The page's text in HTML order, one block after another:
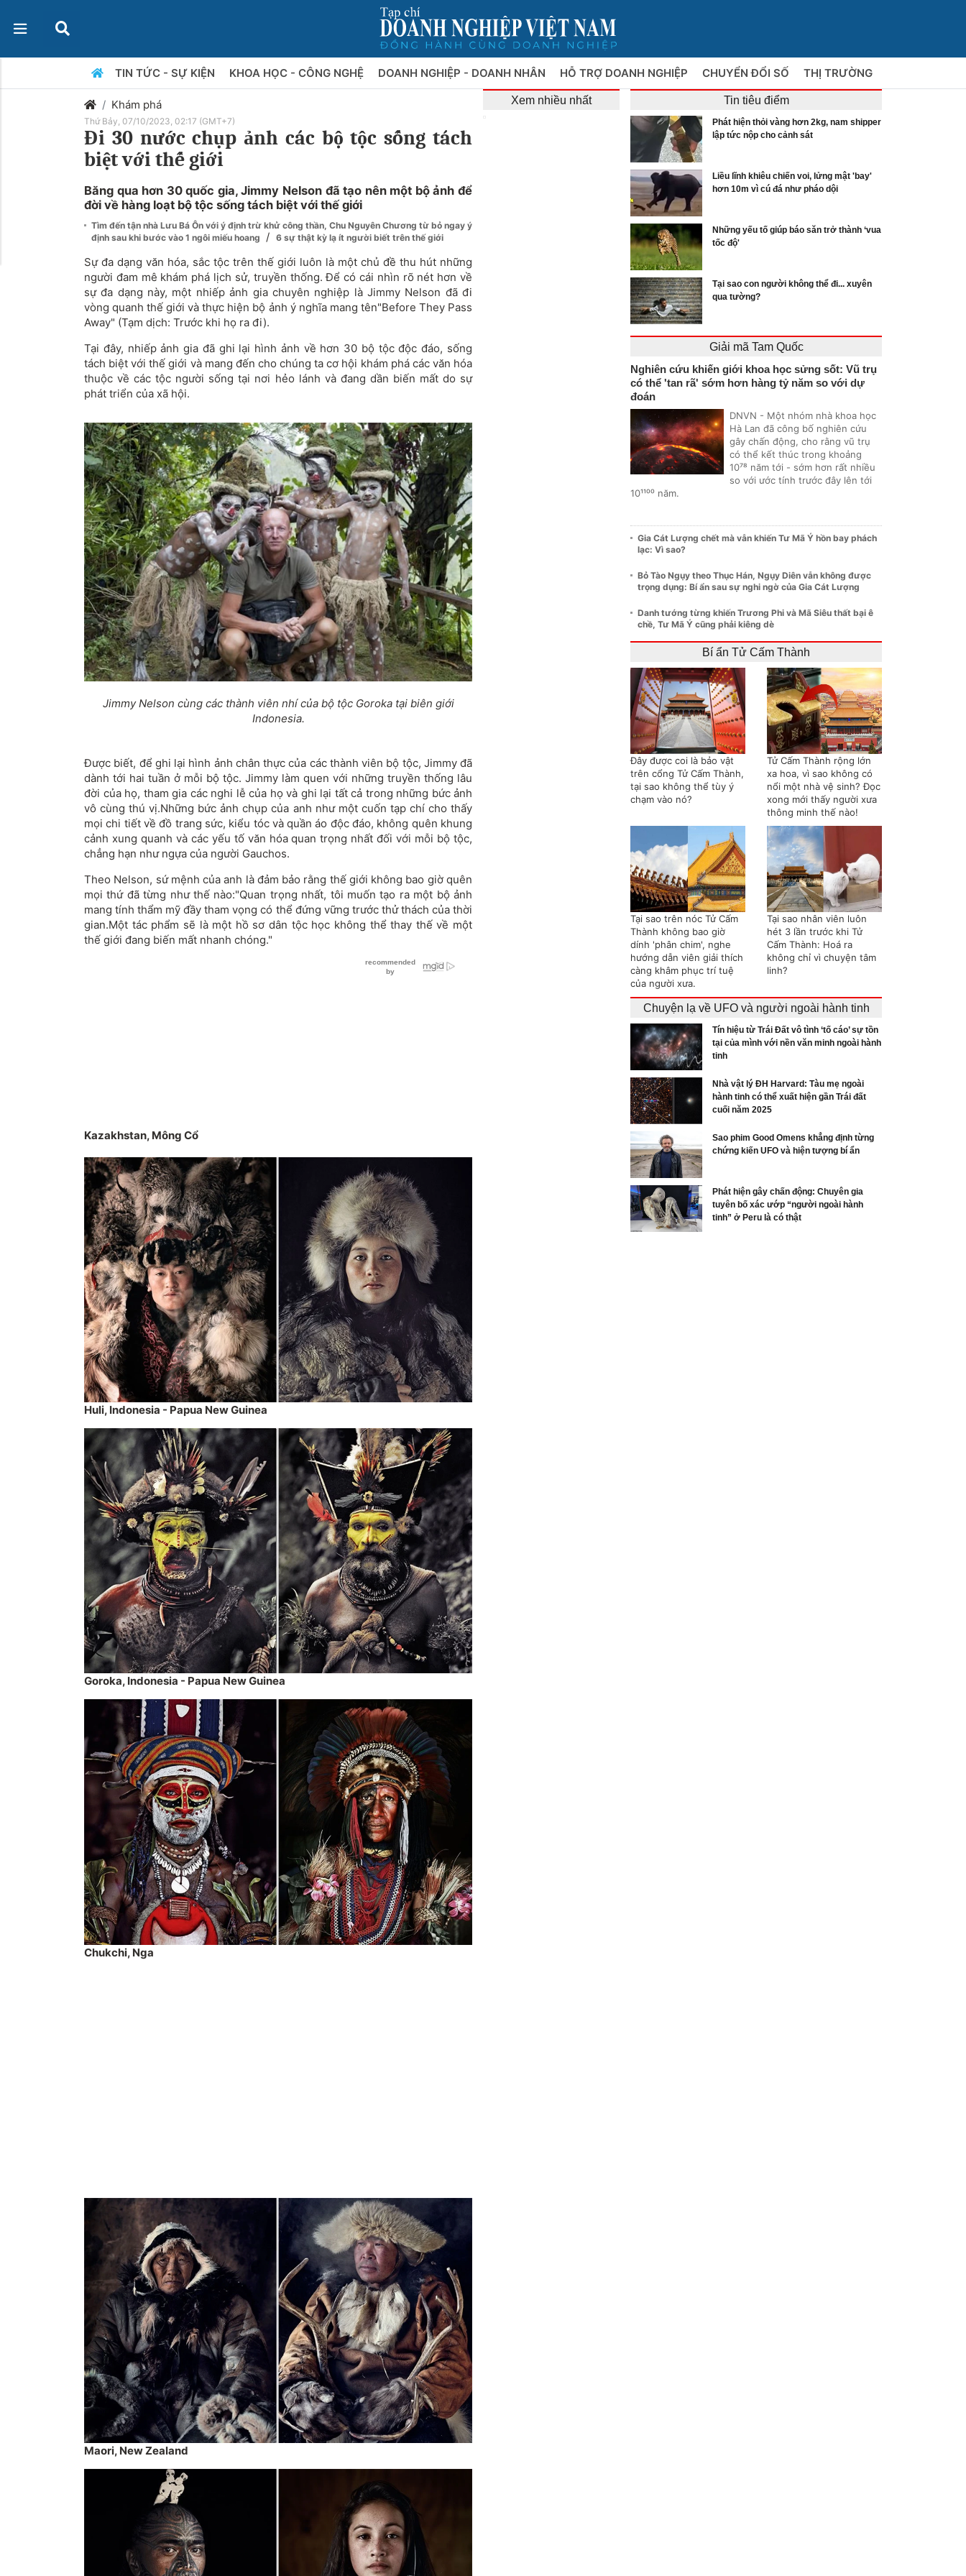
TIN TỨC - SỰ KIỆN KHOA HỌC - CÔNG NGHỆ DOANH NGHIỆP - DOANH NHÂN HỖ TRỢ DOANH NGHIỆP CHUYỂN ĐỔI SỐ THỊ TRƯỜNG
Khám phá
Thứ Bảy, 07/10/2023, 02:17 (GMT+7)
Đi 30 nước chụp ảnh các bộ tộc sống tách
biệt với thế giới
Băng qua hơn 30 quốc gia, Jimmy Nelson đã tạo nên một bộ ảnh để
đời về hàng loạt bộ tộc sống tách biệt với thế giới
Tìm đến tận nhà Lưu Bá Ôn với ý định trừ khử công thần, Chu Nguyên Chương từ bỏ ngay ý
định sau khi bước vào 1 ngôi miếu hoang
/ 6 sự thật kỳ lạ ít người biết trên thế giới
Sự đa dạng văn hóa, sắc tộc trên thế giới luôn là một chủ đề thu hút những
người đam mê khám phá lịch sử, truyền thống. Để có cái nhìn rõ nét hơn về
sự đa dạng này, một nhiếp ảnh gia chuyên nghiệp là Jimmy Nelson đã đi
vòng quanh thế giới và thực hiện bộ ảnh ý nghĩa mang tên"Before They Pass
Away" (Tạm dịch: Trước khi họ ra đi).
Tại đây, nhiếp ảnh gia đã ghi lại hình ảnh về hơn 30 bộ tộc độc đáo, sống
tách biệt với thế giới và mang đến cho chúng ta cơ hội khám phá các văn hóa
thuộc về các tộc người sống tại nơi hẻo lánh và đang dần biến mất do sự
phát triển của xã hội.
Jimmy Nelson cùng các thành viên nhí của bộ tộc Goroka tại biên giới
Indonesia.
Được biết, để ghi lại hình ảnh chân thực của các thành viên bộ tộc, Jimmy đã
dành tới hai tuần ở mỗi bộ tộc. Jimmy làm quen với những truyền thống lâu
đời của họ, tham gia các nghi lễ của họ và ghi lại tất cả trong những bức ảnh
vô cùng thú vị.Những bức ảnh chụp của anh như một cuốn tạp chí cho thấy
mọi chi tiết về đồ trang sức, kiểu tóc và quần áo độc đáo, không quên khung
cảnh xung quanh và các yếu tố văn hóa quan trọng nhất đối với mỗi bộ tộc,
chẳng hạn như ngựa của người Gauchos.
Theo Nelson, sứ mệnh của anh là đảm bảo rằng thế giới không bao giờ quên
mọi thứ đã từng như thế nào:"Quan trọng nhất, tôi muốn tạo ra một bộ ảnh
mang tính thẩm mỹ đầy tham vọng có thể đứng vững trước thử thách của thời
gian.Một tác phẩm sẽ là một hồ sơ dân tộc học không thể thay thế về một
thế giới đang biến mất nhanh chóng."
Kazakhstan, Mông Cổ
Huli, Indonesia - Papua New Guinea
Goroka, Indonesia - Papua New Guinea
Chukchi, Nga
Maori, New Zealand
Xem nhiều nhất Tin tiêu điểm
Phát hiện thỏi vàng hơn 2kg, nam shipper
lập tức nộp cho cảnh sát
Liều lĩnh khiêu chiến voi, lửng mật 'bay'
hơn 10m vì cú đá như pháo dội
Những yếu tố giúp báo săn trở thành ‘vua
tốc độ'
Tại sao con người không thể đi... xuyên
qua tường?
Giải mã Tam Quốc
Nghiên cứu khiến giới khoa học sửng sốt: Vũ trụ
có thể 'tan rã' sớm hơn hàng tỷ năm so với dự
đoán
DNVN - Một nhóm nhà khoa học
Hà Lan đã công bố nghiên cứu
gây chấn động, cho rằng vũ trụ
có thể kết thúc trong khoảng
10⁷⁸ năm tới - sớm hơn rất nhiều
so với ước tính trước đây lên tới
10¹¹⁰⁰ năm.
Gia Cát Lượng chết mà vẫn khiến Tư Mã Ý hồn bay phách
lạc: Vì sao?
Bỏ Tào Ngụy theo Thục Hán, Ngụy Diên vẫn không được
trọng dụng: Bí ẩn sau sự nghi ngờ của Gia Cát Lượng
Danh tướng từng khiến Trương Phi và Mã Siêu thất bại ê
chề, Tư Mã Ý cũng phải kiêng dè
Bí ẩn Tử Cấm Thành
Đây được coi là bảo vật
trên cổng Tử Cấm Thành,
tại sao không thể tùy ý
chạm vào nó?
Tử Cấm Thành rộng lớn
xa hoa, vì sao không có
nổi một nhà vệ sinh? Đọc
xong mới thấy người xưa
thông minh thế nào!
Tại sao trên nóc Tử Cấm
Thành không bao giờ
dính 'phân chim', nghe
hướng dẫn viên giải thích
càng khâm phục trí tuệ
của người xưa.
Tại sao nhân viên luôn
hét 3 lần trước khi Tử
Cấm Thành: Hoá ra
không chỉ vì chuyện tâm
linh?
Chuyện lạ về UFO và người ngoài hành tinh
Tín hiệu từ Trái Đất vô tình ‘tố cáo’ sự tồn
tại của mình với nền văn minh ngoài hành
tinh
Nhà vật lý ĐH Harvard: Tàu mẹ ngoài
hành tinh có thể xuất hiện gần Trái đất
cuối năm 2025
Sao phim Good Omens khẳng định từng
chứng kiến UFO và hiện tượng bí ẩn
Phát hiện gây chấn động: Chuyên gia
tuyên bố xác ướp “người ngoài hành
tinh” ở Peru là có thật